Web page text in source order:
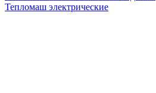
Тепломаш электрические